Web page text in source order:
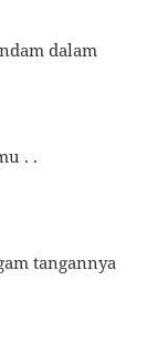
dalam
. .
tangannya